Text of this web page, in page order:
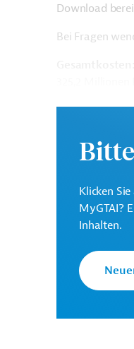
Download
Bei Fragen
Geberbeitrag:
Europäische
Klicken
MyGTAI?
Inhalten.